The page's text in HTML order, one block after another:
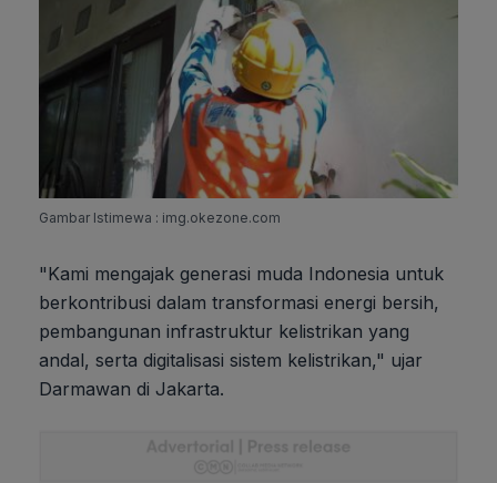
Gambar Istimewa : img.okezone.com
"Kami mengajak generasi muda Indonesia untuk
berkontribusi dalam transformasi energi bersih,
pembangunan infrastruktur kelistrikan yang
andal, serta digitalisasi sistem kelistrikan," ujar
Darmawan di Jakarta.